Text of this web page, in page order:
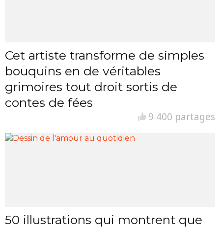
Cet artiste transforme de simples
bouquins en de véritables
grimoires tout droit sortis de
contes de fées
9 400 partages
50 illustrations qui montrent que